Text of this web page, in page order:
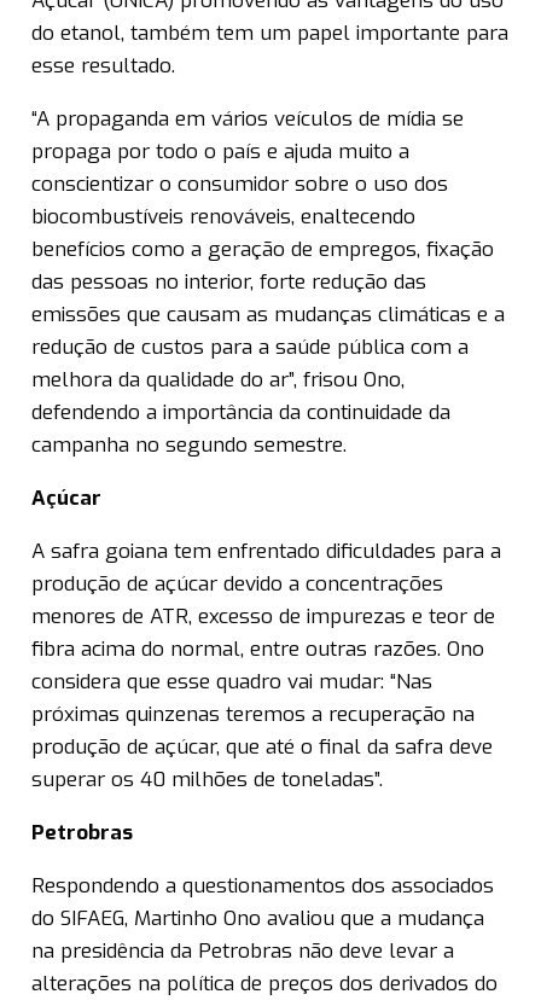
do etanol, também tem um papel importante para
esse resultado.
“A propaganda em vários veículos de mídia se
propaga por todo o país e ajuda muito a
conscientizar o consumidor sobre o uso dos
biocombustíveis renováveis, enaltecendo
benefícios como a geração de empregos, fixação
das pessoas no interior, forte redução das
emissões que causam as mudanças climáticas e a
redução de custos para a saúde pública com a
melhora da qualidade do ar”, frisou Ono,
defendendo a importância da continuidade da
campanha no segundo semestre.
Açúcar
A safra goiana tem enfrentado dificuldades para a
produção de açúcar devido a concentrações
menores de ATR, excesso de impurezas e teor de
fibra acima do normal, entre outras razões. Ono
considera que esse quadro vai mudar: “Nas
próximas quinzenas teremos a recuperação na
produção de açúcar, que até o final da safra deve
superar os 40 milhões de toneladas”.
Petrobras
Respondendo a questionamentos dos associados
do SIFAEG, Martinho Ono avaliou que a mudança
na presidência da Petrobras não deve levar a
alterações na política de preços dos derivados do